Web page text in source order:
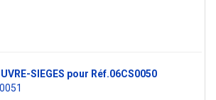
SIEGES pour Réf.06CS0050